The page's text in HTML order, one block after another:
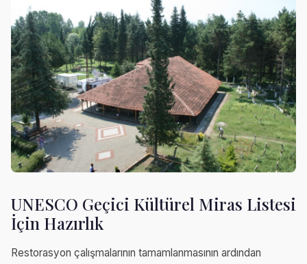
UNESCO Geçici Kültürel Miras Listesi
İçin Hazırlık
Restorasyon çalışmalarının tamamlanmasının ardından